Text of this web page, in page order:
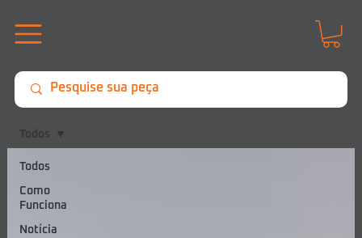
Todos
Como
Funciona
Notícia
Todos